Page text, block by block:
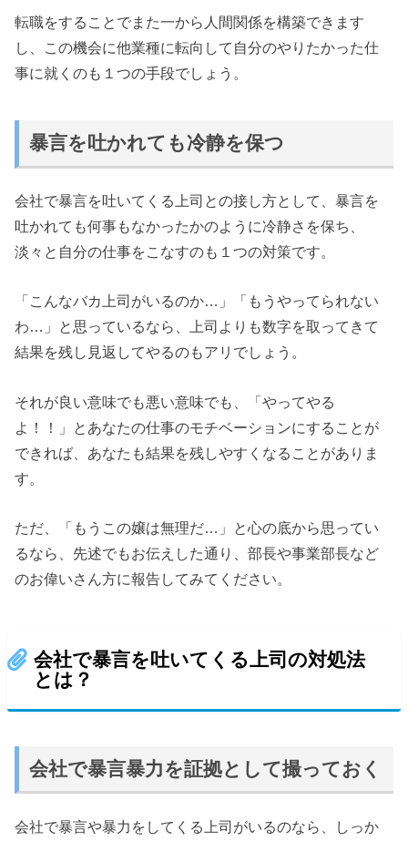
転職をすることでまた一から人間関係を構築できます
し、この機会に他業種に転向して自分のやりたかった仕
事に就くのも１つの手段でしょう。
暴言を吐かれても冷静を保つ
会社で暴言を吐いてくる上司との接し方として、暴言を
吐かれても何事もなかったかのように冷静さを保ち、
淡々と自分の仕事をこなすのも１つの対策です。
「こんなバカ上司がいるのか…」「もうやってられない
わ…」と思っているなら、上司よりも数字を取ってきて
結果を残し見返してやるのもアリでしょう。
それが良い意味でも悪い意味でも、「やってやる
よ！！」とあなたの仕事のモチベーションにすることが
できれば、あなたも結果を残しやすくなることがありま
す。
ただ、「もうこの嬢は無理だ…」と心の底から思ってい
るなら、先述でもお伝えした通り、部長や事業部長など
のお偉いさん方に報告してみてください。
会社で暴言を吐いてくる上司の対処法
とは？
会社で暴言暴力を証拠として撮っておく
会社で暴言や暴力をしてくる上司がいるのなら、しっか